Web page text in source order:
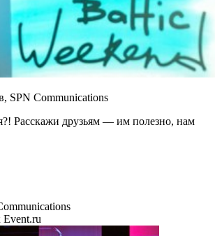
SPN Communications
Расскажи друзьям — им полезно, нам
Event.ru